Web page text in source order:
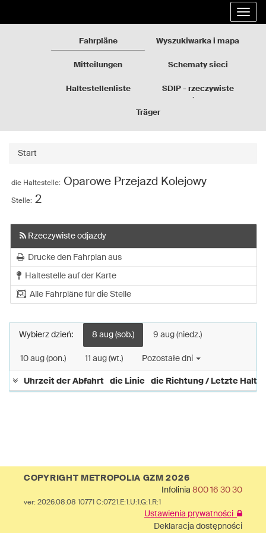
die
Fahrpläne Wyszukiwarka i mapa
Mitteilungen Schematy sieci
Haltestellenliste
SDIP - rzeczywiste
Träger
Start
die Haltestelle: Oparowe Przejazd Kolejowy
Stelle: 2
Rzeczywiste odjazdy
Drucke den Fahrplan aus
Haltestelle auf der Karte
Alle Fahrpläne für die Stelle
Wybierz dzień: 8 aug (sob.) 9 aug (niedz.)
10 aug (pon.) 11 aug (wt.) Pozostałe dni
Uhrzeit der Abfahrt die Linie die Richtung / Letzte
COPYRIGHT METROPOLIA GZM 2026
Infolinia 800 16 30 30
ver: 2026.08.08 10771 C:0721.E:1.U:1.G:1.R:1
Ustawienia prywatności
Deklaracja dostępności